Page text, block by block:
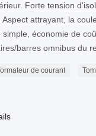
Forte tension
attrayant, la
économie de
barres omnibus du
de courant